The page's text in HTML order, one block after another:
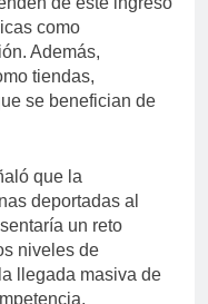
como
Además,
tiendas,
se benefician de
que la
deportadas al
un reto
niveles de
llegada masiva de